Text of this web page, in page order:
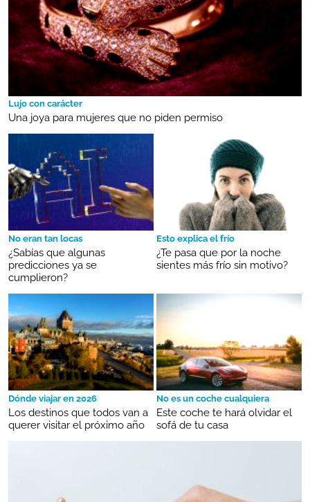
Lujo con carácter
Una joya para mujeres que no piden permiso
No eran tan locas
¿Sabías que algunas
predicciones ya se
cumplieron?
Esto explica el frío
¿Te pasa que por la noche
sientes más frío sin motivo?
Dónde viajar en 2026
Los destinos que todos van a
querer visitar el próximo año
No es un coche cualquiera
Este coche te hará olvidar el
sofá de tu casa